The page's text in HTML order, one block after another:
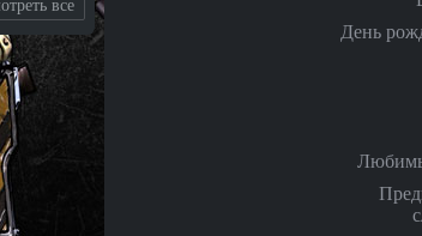
все
День